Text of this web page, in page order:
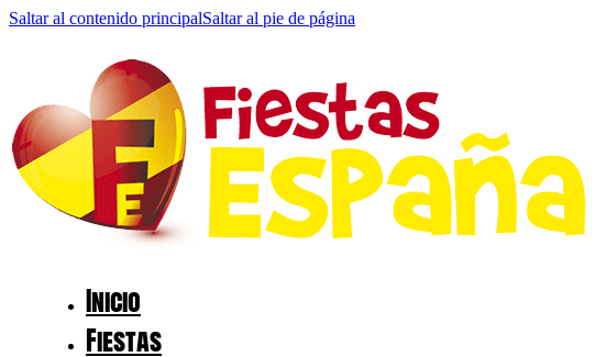
Saltar al contenido principalSaltar al pie de página
Inicio
Fiestas